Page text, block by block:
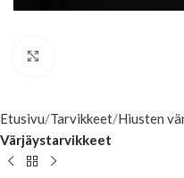
Etusivu Tarvikkeet Hiusten
Värjäystarvikkeet